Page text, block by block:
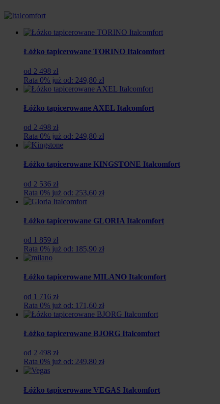
Łóżko tapicerowane TORINO Italcomfort
od 2 498 zł
Rata 0% już od: 249,80 zł
Łóżko tapicerowane AXEL Italcomfort
od 2 498 zł
Rata 0% już od: 249,80 zł
Łóżko tapicerowane KINGSTONE Italcomfort
od 2 536 zł
Rata 0% już od: 253,60 zł
Łóżko tapicerowane GLORIA Italcomfort
od 1 859 zł
Rata 0% już od: 185,90 zł
Łóżko tapicerowane MILANO Italcomfort
od 1 716 zł
Rata 0% już od: 171,60 zł
Łóżko tapicerowane BJORG Italcomfort
od 2 498 zł
Rata 0% już od: 249,80 zł
Łóżko tapicerowane VEGAS Italcomfort